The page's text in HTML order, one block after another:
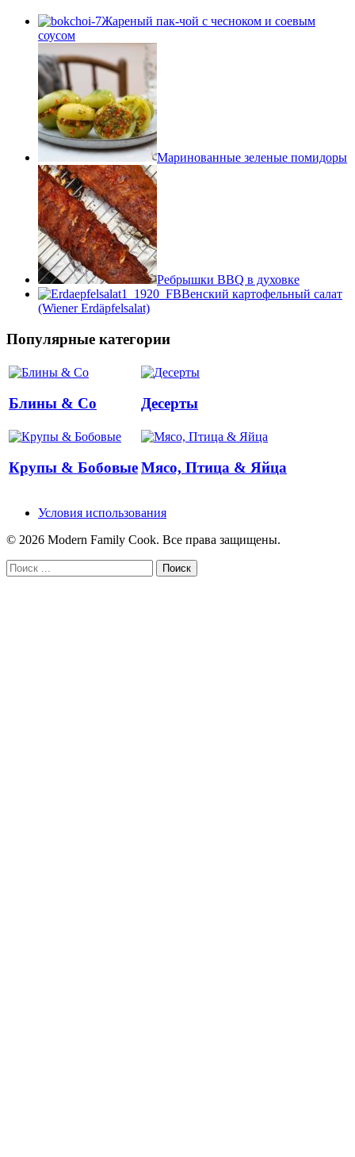
Жареный пак-чой с чесноком и соевым
соусом
Маринованные зеленые помидоры
Ребрышки BBQ в духовке
Венский картофельный салат
(Wiener Erdäpfelsalat)
Популярные категории
Блины & Co Десерты
Крупы & БобовыеМясо, Птица & Яйца
Условия использования
© 2026 Modern Family Cook. Все права защищены.